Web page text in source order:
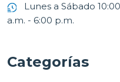
Lunes a Sábado 10:00
a.m. - 6:00 p.m.
Categorías